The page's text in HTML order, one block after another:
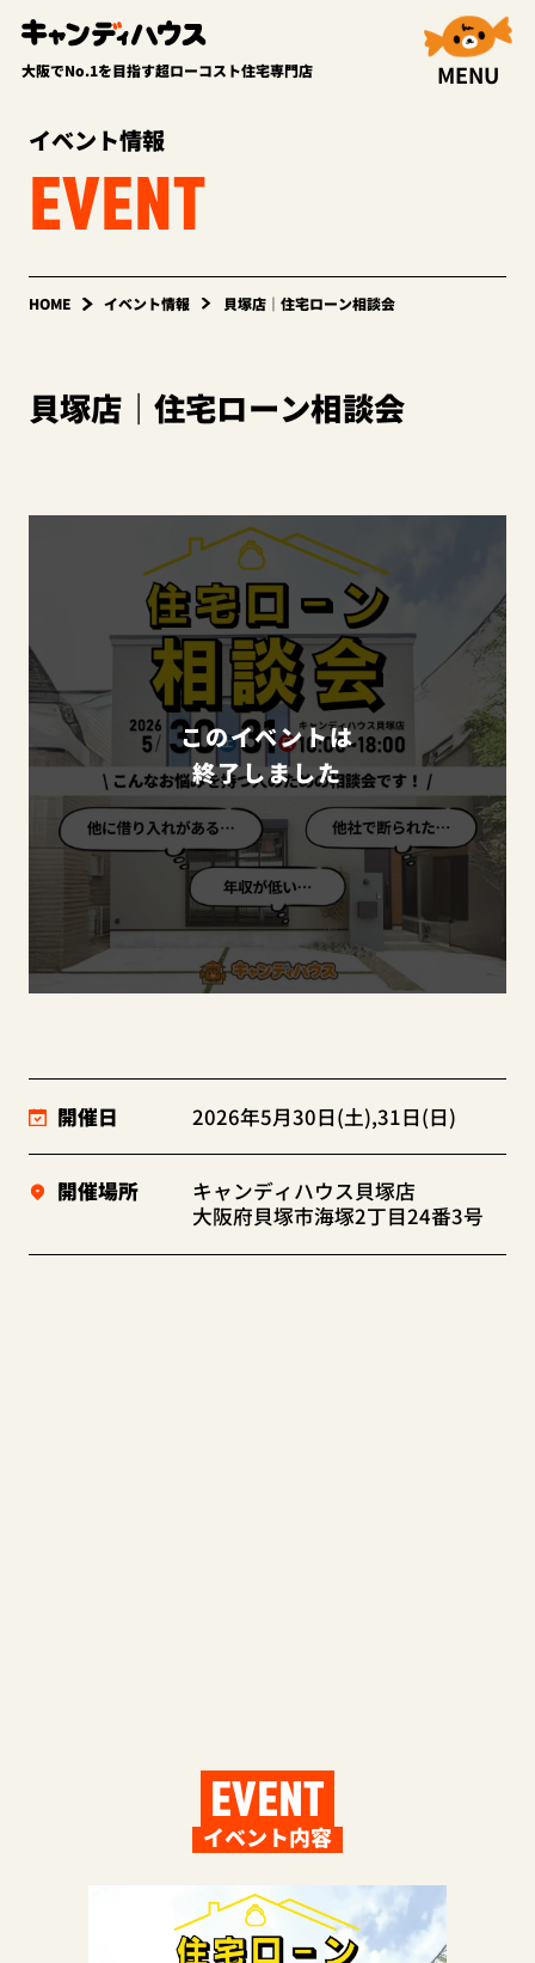
大阪でNo.1を目指す超ローコスト住宅専門店 MENU
イベント情報
EVENT
HOME イベント情報 貝塚店｜住宅ローン相談会
貝塚店｜住宅ローン相談会
このイベントは
終了しました
開催日 2026年5月30日(土),31日(日)
開催場所
キャンディハウス貝塚店
大阪府貝塚市海塚2丁目24番3号
EVENT
イベント内容